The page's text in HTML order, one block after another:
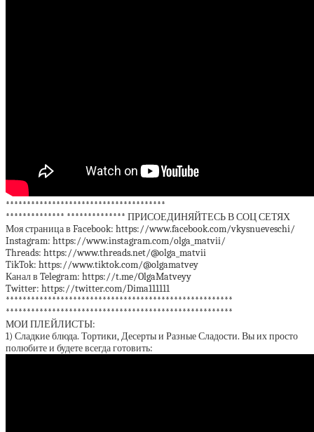
**************************************
************** ************** ПРИСОЕДИНЯЙТЕСЬ В СОЦ СЕТЯХ
Моя страница в Facebook: https://www.facebook.com/vkysnueveschi/
Instagram: https://www.instagram.com/olga_matvii/
Threads: https://www.threads.net/@olga_matvii
TikTok: https://www.tiktok.com/@olgamatvey
Канал в Telegram: https://t.me/OlgaMatveyy
Twitter: https://twitter.com/Dima111111
******************************************************
******************************************************
МОИ ПЛЕЙЛИСТЫ:
1) Сладкие блюда. Тортики, Десерты и Разные Сладости. Вы их просто
полюбите и будете всегда готовить: